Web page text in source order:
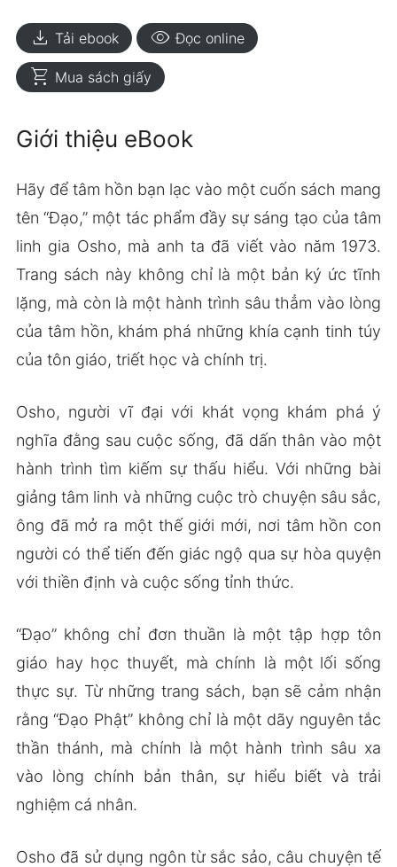
download Tải ebook visibility Đọc online
shopping_cart Mua sách giấy
Giới thiệu eBook
Hãy để tâm hồn bạn lạc vào một cuốn sách mang
tên “Đạo,” một tác phẩm đầy sự sáng tạo của tâm
linh gia Osho, mà anh ta đã viết vào năm 1973.
Trang sách này không chỉ là một bản ký ức tĩnh
lặng, mà còn là một hành trình sâu thẳm vào lòng
của tâm hồn, khám phá những khía cạnh tinh túy
của tôn giáo, triết học và chính trị.
Osho, người vĩ đại với khát vọng khám phá ý
nghĩa đằng sau cuộc sống, đã dấn thân vào một
hành trình tìm kiếm sự thấu hiểu. Với những bài
giảng tâm linh và những cuộc trò chuyện sâu sắc,
ông đã mở ra một thế giới mới, nơi tâm hồn con
người có thể tiến đến giác ngộ qua sự hòa quyện
với thiền định và cuộc sống tỉnh thức.
“Đạo” không chỉ đơn thuần là một tập hợp tôn
giáo hay học thuyết, mà chính là một lối sống
thực sự. Từ những trang sách, bạn sẽ cảm nhận
rằng “Đạo Phật” không chỉ là một dãy nguyên tắc
thần thánh, mà chính là một hành trình sâu xa
vào lòng chính bản thân, sự hiểu biết và trải
nghiệm cá nhân.
Osho đã sử dụng ngôn từ sắc sảo, câu chuyện tế